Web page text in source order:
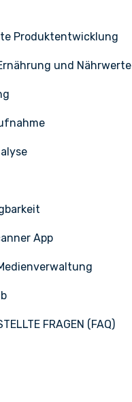
Produktentwicklung
und Nährwerte
& HACCP
App
FRAGEN (FAQ)